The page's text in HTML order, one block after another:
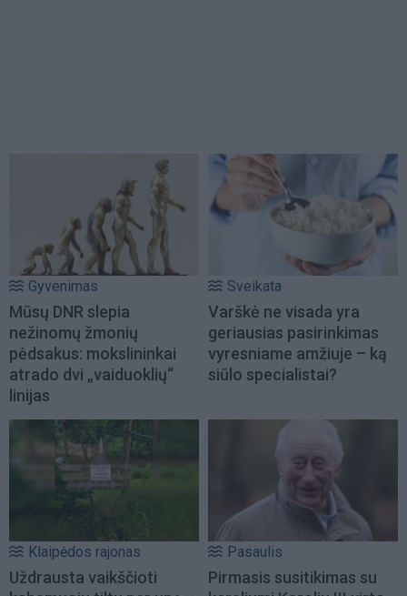
Gyvenimas
Mūsų DNR slepia
nežinomų žmonių
pėdsakus: mokslininkai
atrado dvi „vaiduoklių“
linijas
Sveikata
Varškė ne visada yra
geriausias pasirinkimas
vyresniame amžiuje – ką
siūlo specialistai?
Klaipėdos rajonas
Uždrausta vaikščioti
Pasaulis
Pirmasis susitikimas su